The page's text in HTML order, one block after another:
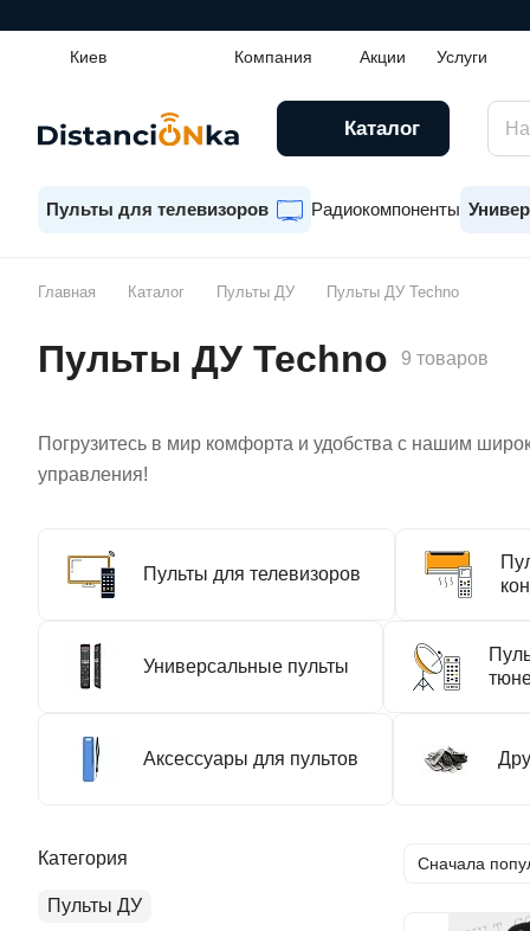
Киев Компания Акции Услуги
Каталог
Пульты для телевизоров Радиокомпоненты
Главная Каталог Пульты ДУ Пульты ДУ Techno
Пульты ДУ Techno 9 товаров
Погрузитесь в мир комфорта и удобства с нашим
управления!
Пульты для телевизоров
Универсальные пульты
Аксессуары для пультов
Сначала
Категория
Пульты ДУ